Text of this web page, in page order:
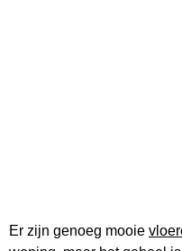
Er zijn genoeg mooie